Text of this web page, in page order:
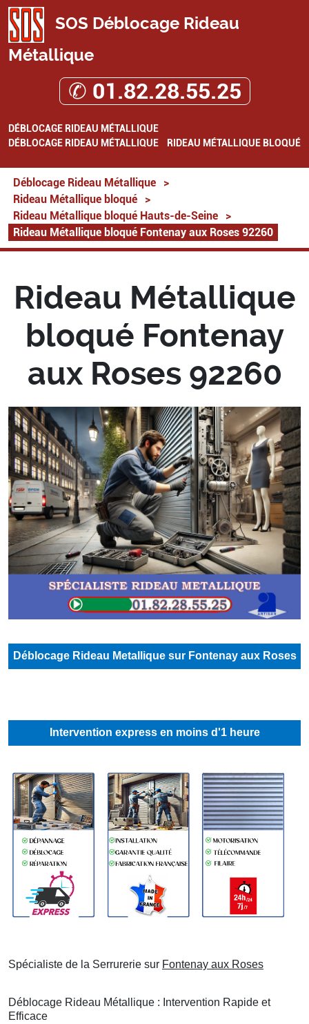
SOS Déblocage Rideau
Métallique
✆ 01.82.28.55.25
DÉBLOCAGE RIDEAU MÉTALLIQUE
DÉBLOCAGE RIDEAU MÉTALLIQUE
RIDEAU MÉTALLIQUE BLOQUÉ
Déblocage Rideau Métallique
>
Rideau Métallique bloqué
>
Rideau Métallique bloqué Hauts-de-Seine
>
Rideau Métallique bloqué Fontenay aux Roses 92260
Rideau Métallique
bloqué Fontenay
aux Roses 92260
Déblocage Rideau Metallique sur Fontenay aux Roses
Intervention express en moins d'1 heure
Spécialiste de la Serrurerie sur Fontenay aux Roses
Déblocage Rideau Métallique : Intervention Rapide et
Efficace